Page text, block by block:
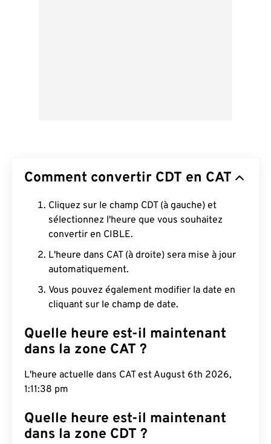
Comment convertir CDT en CAT
Cliquez sur le champ CDT (à gauche) et
sélectionnez l'heure que vous souhaitez
convertir en CIBLE.
L'heure dans CAT (à droite) sera mise à jour
automatiquement.
Vous pouvez également modifier la date en
cliquant sur le champ de date.
Quelle heure est-il maintenant
dans la zone CAT ?
L'heure actuelle dans CAT est August 6th 2026,
1:11:39 pm
Quelle heure est-il maintenant
dans la zone CDT ?